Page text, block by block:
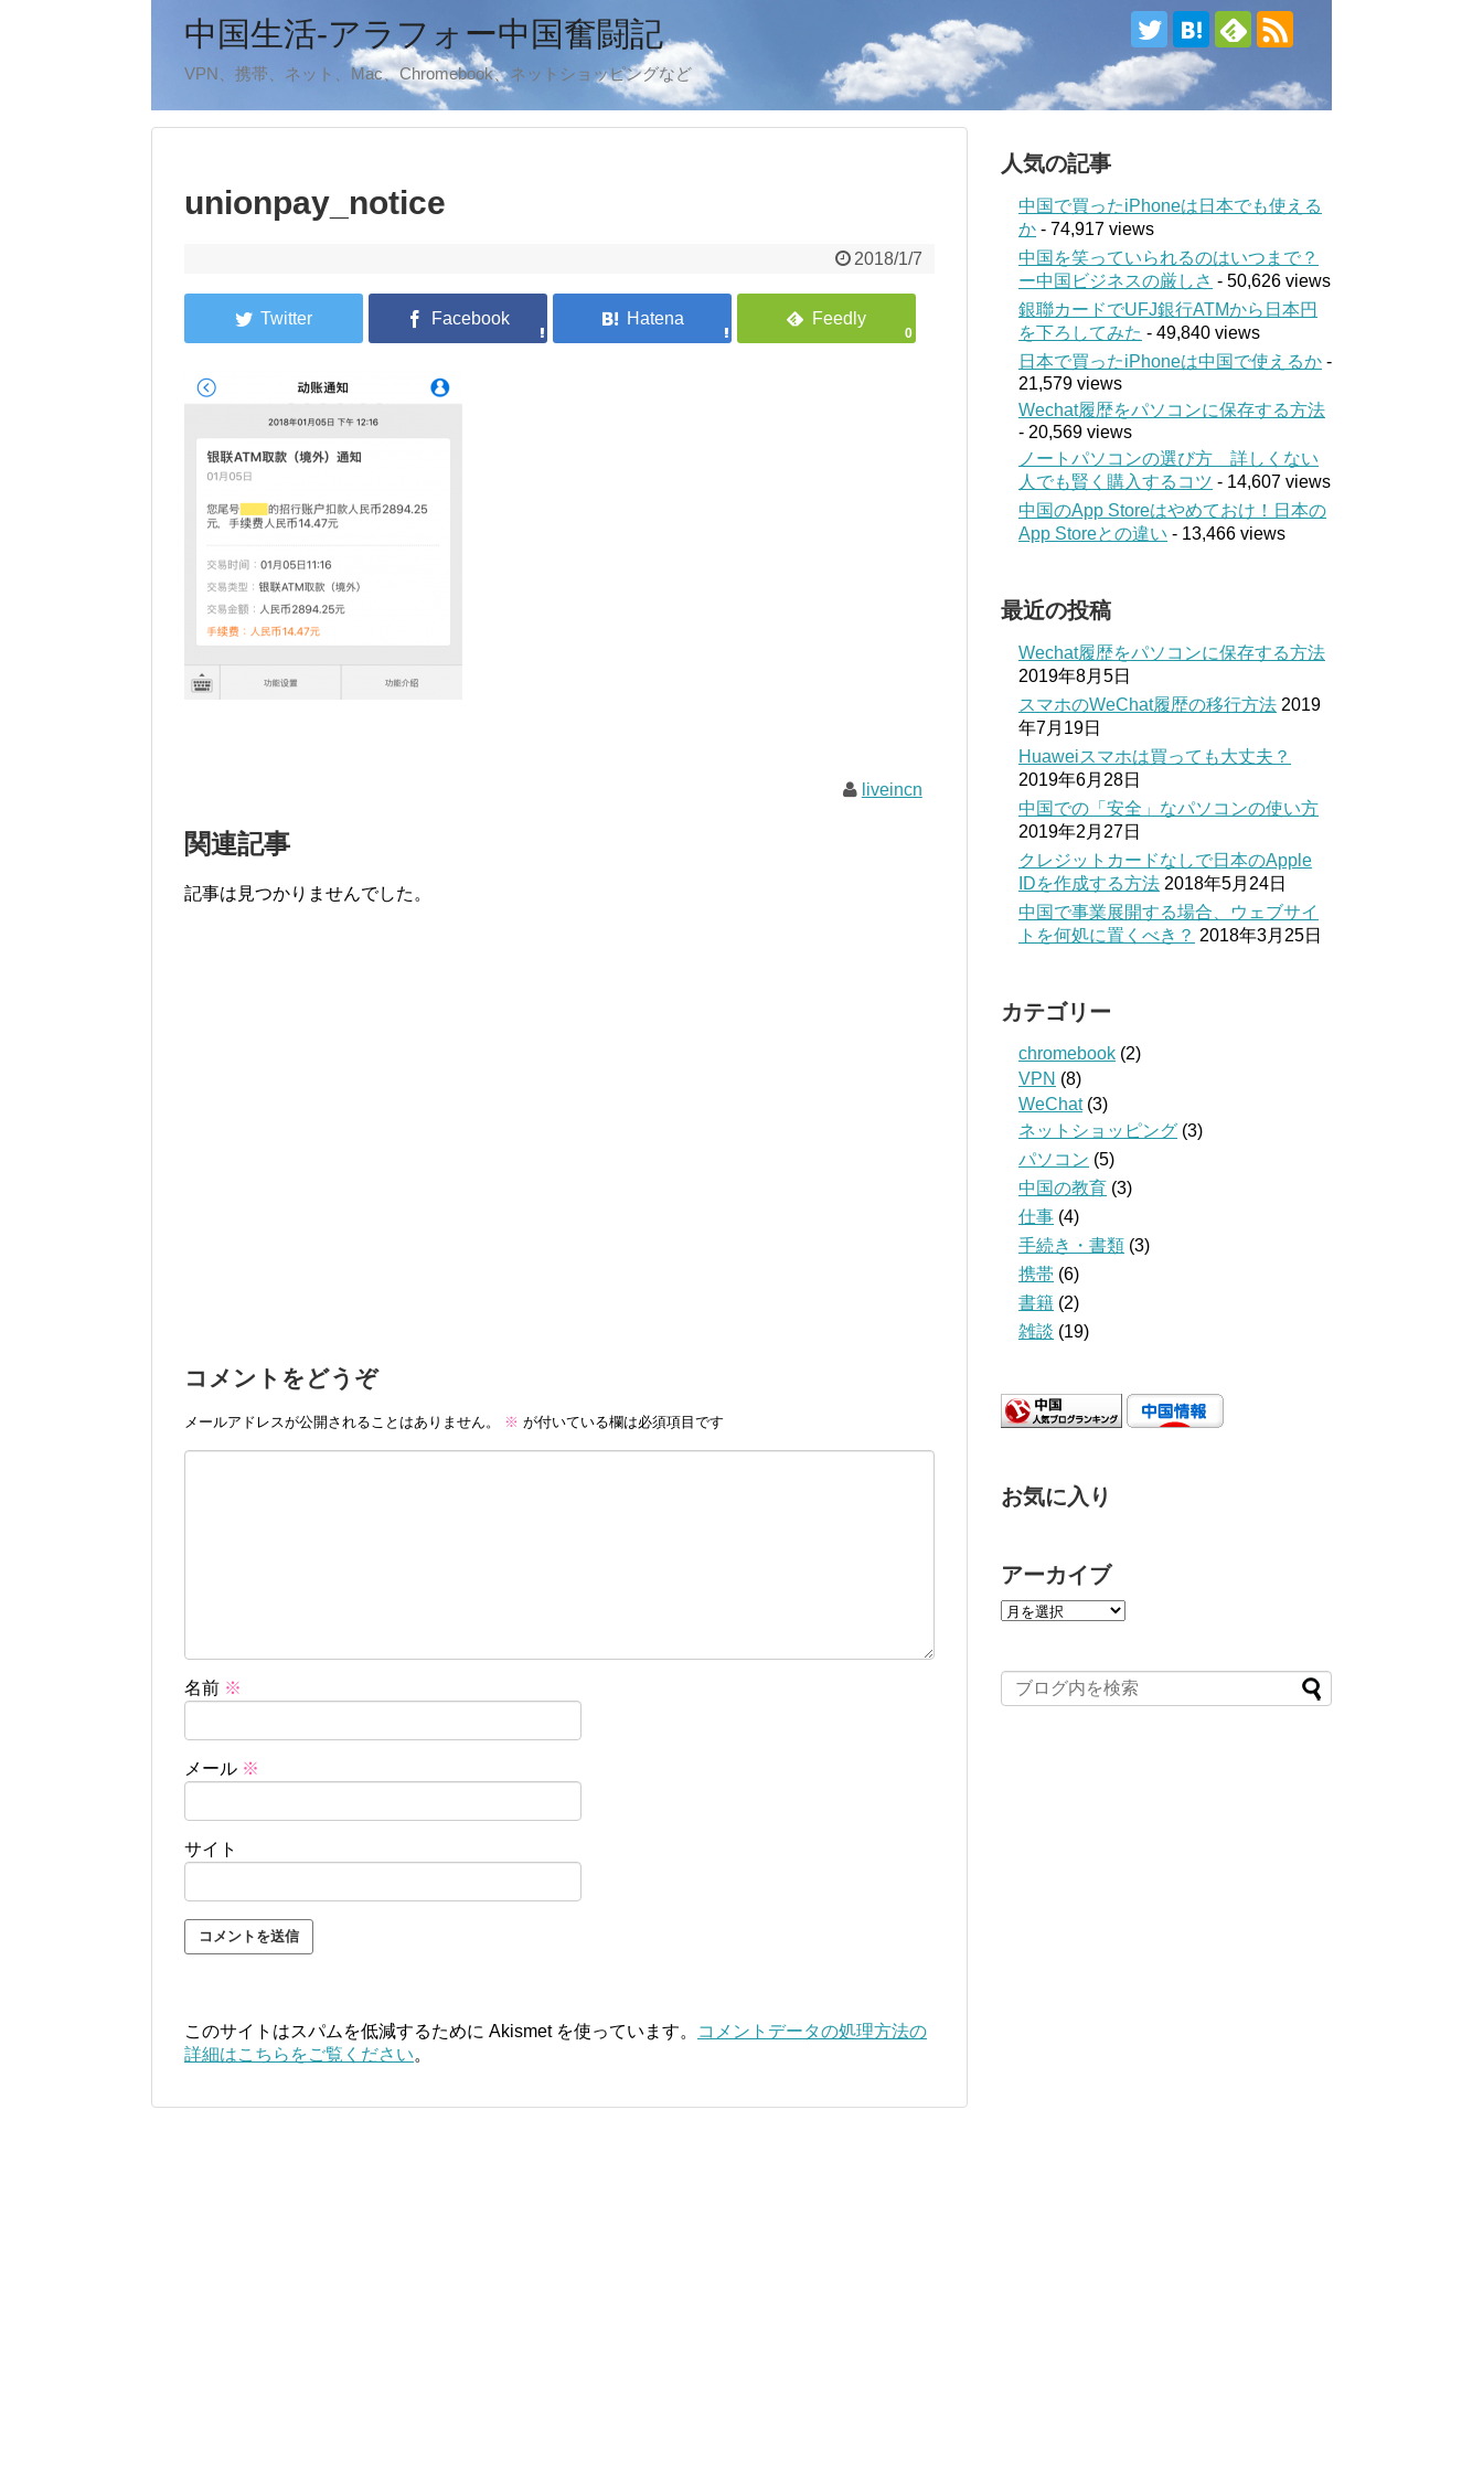
中国生活-アラフォー中国奮闘記
VPN、携帯、ネット、Mac、Chromebook、ネットショッピングなど
unionpay_notice
2018/1/7
0
liveincn
関連記事
記事は見つかりませんでした。
コメントをどうぞ
メールアドレスが公開されることはありません。 ※ が付いている欄は必須項目です
名前 ※
メール ※
サイト
このサイトはスパムを低減するために Akismet を使っています。
コメントデータの処理方法の
詳細はこちらをご覧ください。
人気の記事
中国で買ったiPhoneは日本でも使える
か - 74,917 views
中国を笑っていられるのはいつまで？
ー中国ビジネスの厳しさ - 50,626 views
銀聯カードでUFJ銀行ATMから日本円
を下ろしてみた - 49,840 views
日本で買ったiPhoneは中国で使えるか -
21,579 views
Wechat履歴をパソコンに保存する方法
- 20,569 views
ノートパソコンの選び方 詳しくない
人でも賢く購入するコツ - 14,607 views
中国のApp Storeはやめておけ！日本の
App Storeとの違い - 13,466 views
最近の投稿
Wechat履歴をパソコンに保存する方法
2019年8月5日
スマホのWeChat履歴の移行方法 2019
年7月19日
Huaweiスマホは買っても大丈夫？
2019年6月28日
中国での「安全」なパソコンの使い方
2019年2月27日
クレジットカードなしで日本のApple
IDを作成する方法 2018年5月24日
中国で事業展開する場合、ウェブサイ
トを何処に置くべき？ 2018年3月25日
カテゴリー
chromebook (2)
VPN (8)
WeChat(3)
ネットショッピング (3)
パソコン (5)
中国の教育 (3)
仕事 (4)
手続き・書類 (3)
携帯 (6)
書籍 (2)
雑談 (19)
お気に入り
アーカイブ